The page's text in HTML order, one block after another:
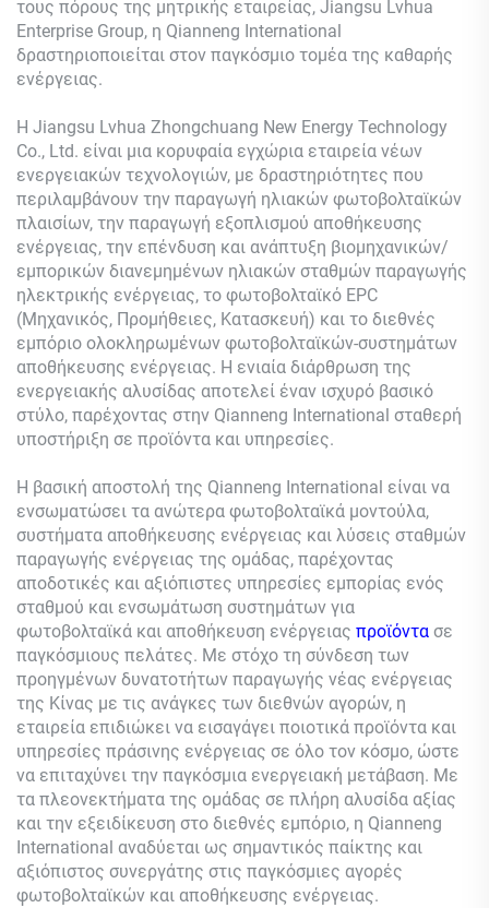
τους πόρους της μητρικής εταιρείας, Jiangsu Lvhua
Enterprise Group, η Qianneng International
δραστηριοποιείται στον παγκόσμιο τομέα της καθαρής
ενέργειας.
Η Jiangsu Lvhua Zhongchuang New Energy Technology
Co., Ltd. είναι μια κορυφαία εγχώρια εταιρεία νέων
ενεργειακών τεχνολογιών, με δραστηριότητες που
περιλαμβάνουν την παραγωγή ηλιακών φωτοβολταϊκών
πλαισίων, την παραγωγή εξοπλισμού αποθήκευσης
ενέργειας, την επένδυση και ανάπτυξη βιομηχανικών/
εμπορικών διανεμημένων ηλιακών σταθμών παραγωγής
ηλεκτρικής ενέργειας, το φωτοβολταϊκό EPC
(Μηχανικός, Προμήθειες, Κατασκευή) και το διεθνές
εμπόριο ολοκληρωμένων φωτοβολταϊκών-συστημάτων
αποθήκευσης ενέργειας. Η ενιαία διάρθρωση της
ενεργειακής αλυσίδας αποτελεί έναν ισχυρό βασικό
στύλο, παρέχοντας στην Qianneng International σταθερή
υποστήριξη σε προϊόντα και υπηρεσίες.
Η βασική αποστολή της Qianneng International είναι να
ενσωματώσει τα ανώτερα φωτοβολταϊκά μοντούλα,
συστήματα αποθήκευσης ενέργειας και λύσεις σταθμών
παραγωγής ενέργειας της ομάδας, παρέχοντας
αποδοτικές και αξιόπιστες υπηρεσίες εμπορίας ενός
σταθμού και ενσωμάτωση συστημάτων για
φωτοβολταϊκά και αποθήκευση ενέργειας προϊόντα σε
παγκόσμιους πελάτες. Με στόχο τη σύνδεση των
προηγμένων δυνατοτήτων παραγωγής νέας ενέργειας
της Κίνας με τις ανάγκες των διεθνών αγορών, η
εταιρεία επιδιώκει να εισαγάγει ποιοτικά προϊόντα και
υπηρεσίες πράσινης ενέργειας σε όλο τον κόσμο, ώστε
να επιταχύνει την παγκόσμια ενεργειακή μετάβαση. Με
τα πλεονεκτήματα της ομάδας σε πλήρη αλυσίδα αξίας
και την εξειδίκευση στο διεθνές εμπόριο, η Qianneng
International αναδύεται ως σημαντικός παίκτης και
αξιόπιστος συνεργάτης στις παγκόσμιες αγορές
φωτοβολταϊκών και αποθήκευσης ενέργειας.